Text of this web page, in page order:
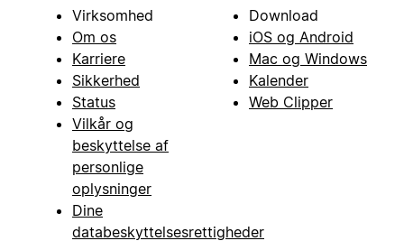
Virksomhed
Om os
Karriere
Sikkerhed
Status
Vilkår og
beskyttelse af
personlige
oplysninger
Dine
databeskyttelsesrettigheder
Download
iOS og Android
Mac og Windows
Kalender
Web Clipper